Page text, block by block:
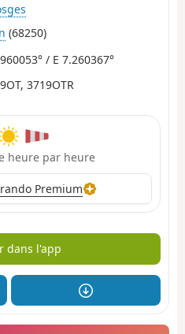
(68250)
/ E 7.260367°
3719OTR
heure par heure
Premium
dans l'app